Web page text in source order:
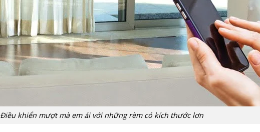
Điều khiển mượt mà em ái với những rèm có kích thước lơn